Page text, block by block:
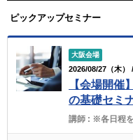
ピックアップセミナー
大阪会場
2026/08/27（木）
【会場開催
の基礎セミ
講師 : ※各日程